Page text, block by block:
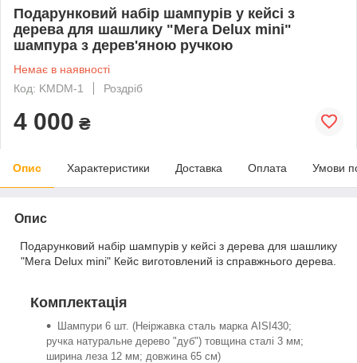
Подарунковий набір шампурів у кейсі з
дерева для шашлику "Мега Delux mini"
шампура з дерев'яною ручкою
Немає в наявності
Код: KMDM-1
Роздріб
4 000 ₴
Опис Характеристики Доставка Оплата Умови
Опис
Подарунковий набір шампурів у кейсі з дерева для шашлику
"Мега Delux mini" Кейс виготовлений із справжнього дерева.
Комплектація
Шампури 6 шт. (Неіржавка сталь марка AISI430;
ручка натуральне дерево "дуб") товщина сталі 3 мм;
ширина леза 12 мм; довжина 65 см)